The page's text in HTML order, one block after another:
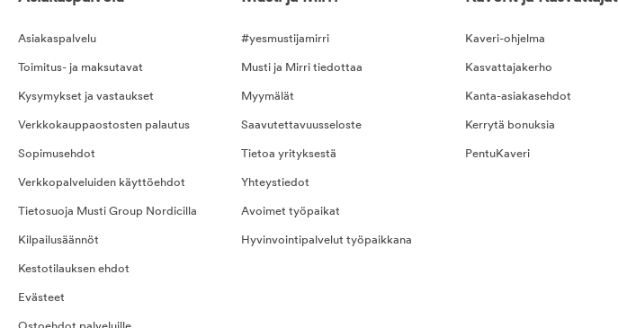
Asiakaspalvelu
Toimitus- ja maksutavat
Kysymykset ja vastaukset
Verkkokauppaostosten palautus
Sopimusehdot
Verkkopalveluiden käyttöehdot
Tietosuoja Musti Group Nordicilla
Kilpailusäännöt
Kestotilauksen ehdot
Evästeet
#yesmustijamirri
Musti ja Mirri tiedottaa
Myymälät
Saavutettavuusseloste
Tietoa yrityksestä
Yhteystiedot
Avoimet työpaikat
Hyvinvointipalvelut työpaikkana
Kaveri-ohjelma
Kasvattajakerho
Kanta-asiakasehdot
Kerrytä bonuksia
PentuKaveri